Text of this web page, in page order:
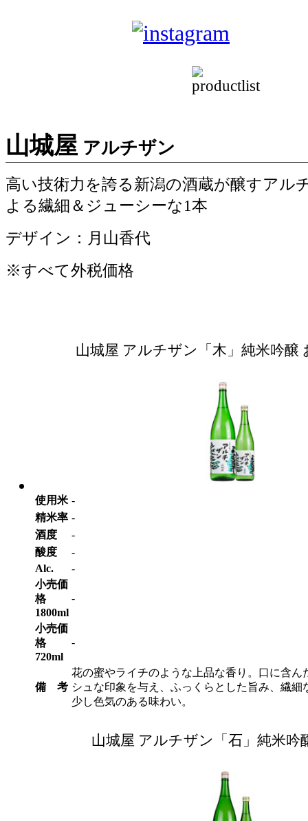
山城屋 アルチザン
高い技術力を誇る新潟の酒蔵が醸すアル
よる繊細＆ジューシーな1本
デザイン：月山香代
※すべて外税価格
山城屋 アルチザン「木」純米吟醸
使用米 -
精米率 -
酒度
-
酸度
-
Alc.
-
小売価
格
1800ml
-
小売価
格
720ml
-
備 考
花の蜜やライチのような上品な香り。口に含ん
シュな印象を与え、ふっくらとした旨み、繊細
少し色気のある味わい。
山城屋 アルチザン「石」純米吟